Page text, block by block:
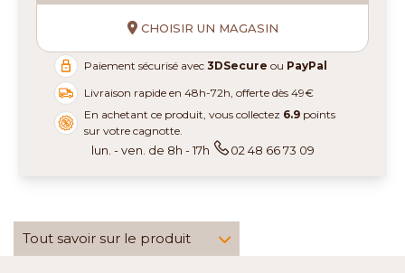
CHOISIR UN MAGASIN
Paiement sécurisé avec3DSecure ou PayPal
Livraison rapide en 48h-72h, offerte dès 49€
En achetant ce produit, vous collectez 6.9 points
sur votre cagnotte.
lun. - ven. de 8h - 17h 02 48 66 73 09
Tout savoir sur le produit